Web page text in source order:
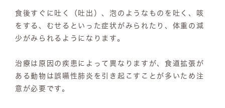
食後すぐに吐く（吐出）、泡のようなものを吐く、咳
をする、むせるといった症状がみられたり、体重の減
少がみられるようになります。
治療は原因の疾患によって異なりますが、食道拡張が
ある動物は誤嚥性肺炎を引き起こすことが多いため注
意が必要です。